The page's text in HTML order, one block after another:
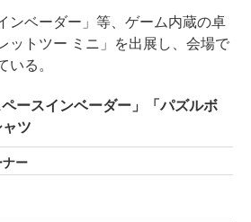
ンベーダー」等、ゲーム内蔵の卓
ットツー ミニ」を出展し、会場で
いる。
ペースインベーダー」「パズルボ
ツ
ナー